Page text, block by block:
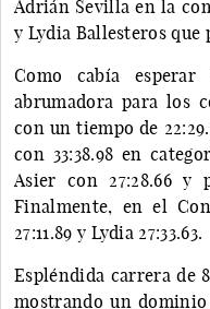
Adrián Sevilla en la
y Lydia Ballesteros
Como cabía
abrumadora para los
con un tiempo de
con 33:38.98 en
Asier con 27:28.66 y
Finalmente, en el
27:11.89 y Lydia 27:33.63.
Espléndida carrera de
mostrando un